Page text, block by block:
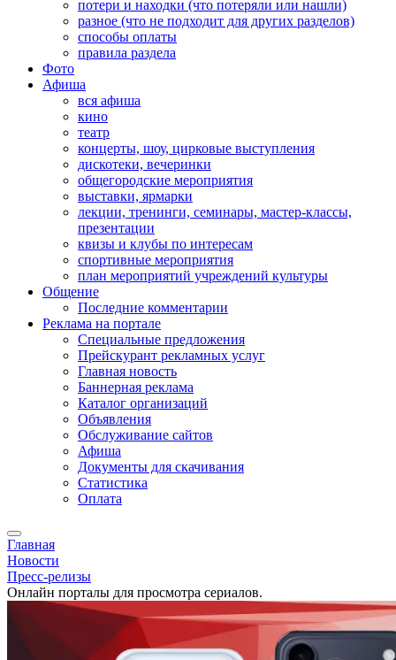
потери и находки (что потеряли или нашли)
разное (что не подходит для других разделов)
способы оплаты
правила раздела
Фото
Афиша
вся афиша
кино
театр
концерты, шоу, цирковые выступления
дискотеки, вечеринки
общегородские мероприятия
выставки, ярмарки
лекции, тренинги, семинары, мастер-классы,
презентации
квизы и клубы по интересам
спортивные мероприятия
план мероприятий учреждений культуры
Общение
Последние комментарии
Реклама на портале
Специальные предложения
Прейскурант рекламных услуг
Главная новость
Баннерная реклама
Каталог организаций
Объявления
Обслуживание сайтов
Афиша
Документы для скачивания
Статистика
Оплата
Главная
Новости
Пресс-релизы
Онлайн порталы для просмотра сериалов.